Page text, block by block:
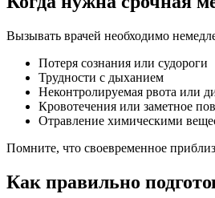
Вызывать врачей необходимо
Потеря сознания или судороги
Трудности с дыханием
Неконтролируемая рвота или
Кровотечения или заметное
Отравление химическими
Помните, что своевременное
Как правильно